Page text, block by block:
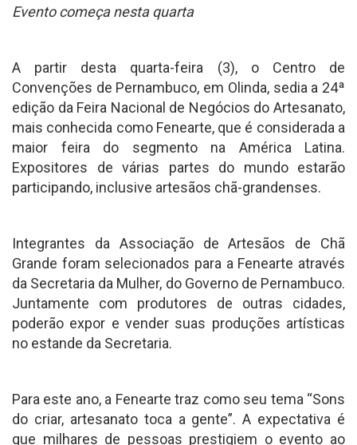
Evento começa nesta quarta
A partir desta quarta-feira (3), o Centro de
Convenções de Pernambuco, em Olinda, sedia a 24ª
edição da Feira Nacional de Negócios do Artesanato,
mais conhecida como Fenearte, que é considerada a
maior feira do segmento na América Latina.
Expositores de várias partes do mundo estarão
participando, inclusive artesãos chã-grandenses.
Integrantes da Associação de Artesãos de Chã
Grande foram selecionados para a Fenearte através
da Secretaria da Mulher, do Governo de Pernambuco.
Juntamente com produtores de outras cidades,
poderão expor e vender suas produções artísticas
no estande da Secretaria.
Para este ano, a Fenearte traz como seu tema “Sons
do criar, artesanato toca a gente”. A expectativa é
que milhares de pessoas prestigiem o evento ao